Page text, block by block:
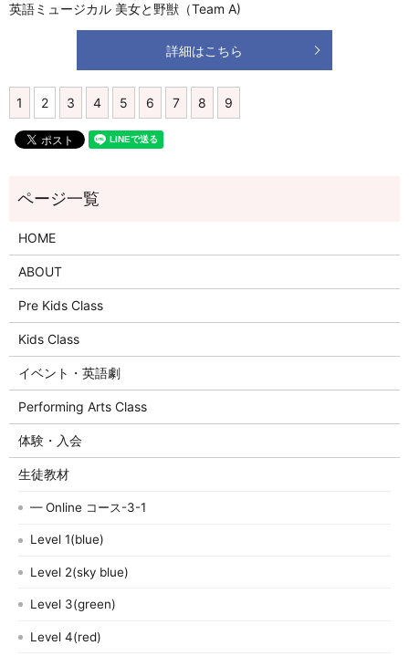
英語ミュージカル 美女と野獣（Team A)
詳細はこちら
1 2 3 4 5 6 7 8 9
HOME
ABOUT
Pre Kids Class
Kids Class
イベント・英語劇
Performing Arts Class
体験・入会
生徒教材
— Online コース-3-1
Level 1(blue)
Level 2(sky blue)
Level 3(green)
Level 4(red)